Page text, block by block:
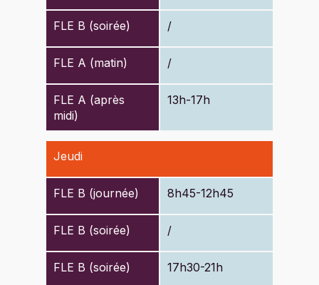
FLE B (soirée)
FLE A (matin)
FLE A (après
midi)
/
/
13h-17h
FLE B (journée)
FLE B (soirée)
FLE B (soirée)
Jeudi
8h45-12h45
/
17h30-21h